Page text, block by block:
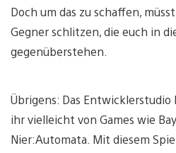
Doch um das zu schaffen,
Gegner schlitzen, die euch in
gegenüberstehen.
Übrigens: Das
ihr vielleicht von Games wie
Nier:Automata. Mit diesem